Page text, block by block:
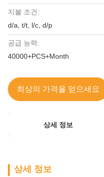
지불 조건:
d/a, t/t, l/c, d/p
공급 능력:
40000+PCS+Month
최상의 가격을 얻으세요
상세 정보
상세 정보